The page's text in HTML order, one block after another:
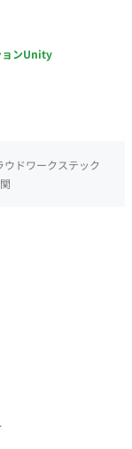
ンUnity
ドワークステック